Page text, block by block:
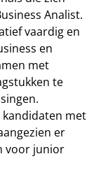
Analist.
vaardig en
en
met
te
kandidaten met
er
voor junior